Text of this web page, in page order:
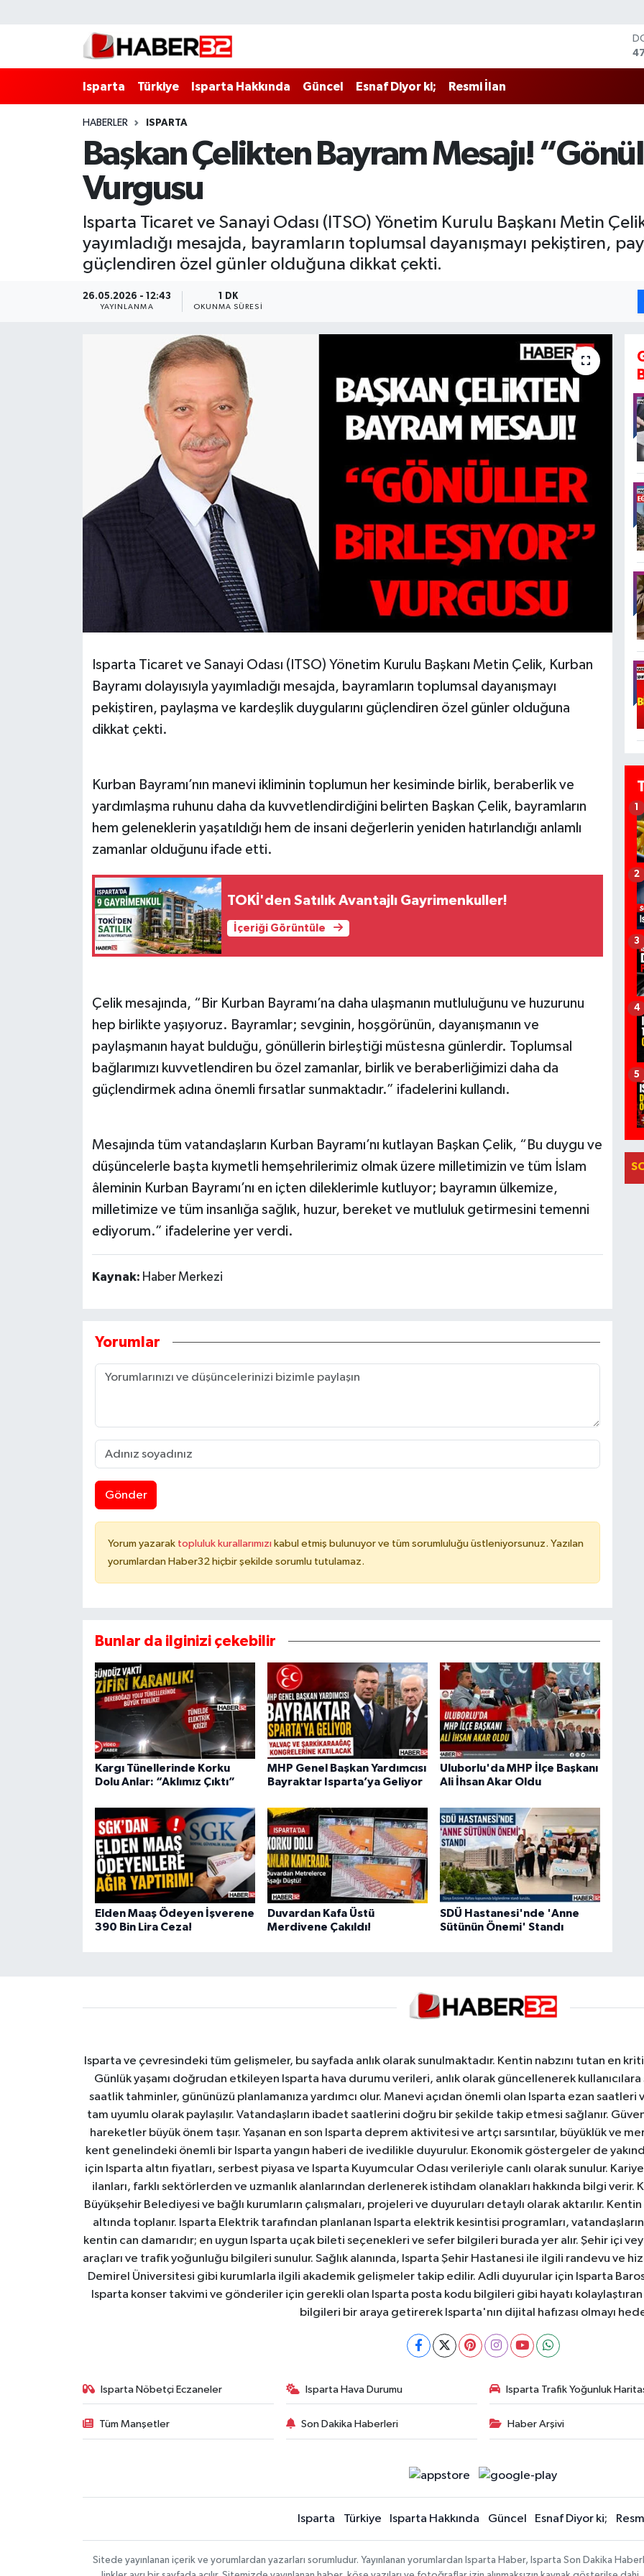
Isparta Türkiye Isparta Hakkında Güncel Esnaf Diyor ki; Resmi İlan
HABERLER ISPARTA
Başkan Çelikten Bayram Mesajı!
Vurgusu
Isparta Ticaret ve Sanayi Odası (ITSO) Yönetim Kurulu Başkanı Metin
yayımladığı mesajda, bayramların toplumsal dayanışmayı pekiştiren,
güçlendiren özel günler olduğuna dikkat çekti.
26.05.2026 - 12:43
YAYINLANMA
1 DK
OKUNMA SÜRESI
Isparta Ticaret ve Sanayi Odası (ITSO) Yönetim Kurulu Başkanı Metin Çelik, Kurban
Bayramı dolayısıyla yayımladığı mesajda, bayramların toplumsal dayanışmayı
pekiştiren, paylaşma ve kardeşlik duygularını güçlendiren özel günler olduğuna
dikkat çekti.
Kurban Bayramı’nın manevi ikliminin toplumun her kesiminde birlik, beraberlik ve
yardımlaşma ruhunu daha da kuvvetlendirdiğini belirten Başkan Çelik, bayramların
hem geleneklerin yaşatıldığı hem de insani değerlerin yeniden hatırlandığı anlamlı
zamanlar olduğunu ifade etti.
TOKİ'den Satılık Avantajlı Gayrimenkuller!
İçeriği Görüntüle
Çelik mesajında, “Bir Kurban Bayramı’na daha ulaşmanın mutluluğunu ve huzurunu
hep birlikte yaşıyoruz. Bayramlar; sevginin, hoşgörünün, dayanışmanın ve
paylaşmanın hayat bulduğu, gönüllerin birleştiği müstesna günlerdir. Toplumsal
bağlarımızı kuvvetlendiren bu özel zamanlar, birlik ve beraberliğimizi daha da
güçlendirmek adına önemli fırsatlar sunmaktadır.” ifadelerini kullandı.
Mesajında tüm vatandaşların Kurban Bayramı’nı kutlayan Başkan Çelik, “Bu duygu ve
düşüncelerle başta kıymetli hemşehrilerimiz olmak üzere milletimizin ve tüm İslam
âleminin Kurban Bayramı’nı en içten dileklerimle kutluyor; bayramın ülkemize,
milletimize ve tüm insanlığa sağlık, huzur, bereket ve mutluluk getirmesini temenni
ediyorum.” ifadelerine yer verdi.
Kaynak: Haber Merkezi
Yorumlar
Gönder
Yorum yazarak topluluk kurallarımızı kabul etmiş bulunuyor ve tüm sorumluluğu üstleniyorsunuz. Yazılan
yorumlardan Haber32 hiçbir şekilde sorumlu tutulamaz.
Bunlar da ilginizi çekebilir
Kargı Tünellerinde Korku
Dolu Anlar: “Aklımız Çıktı”
MHP Genel Başkan Yardımcısı
Bayraktar Isparta’ya Geliyor
Uluborlu'da MHP İlçe Başkanı
Ali İhsan Akar Oldu
Elden Maaş Ödeyen İşverene
390 Bin Lira Ceza!
Duvardan Kafa Üstü
Merdivene Çakıldı!
SDÜ Hastanesi'nde 'Anne
Sütünün Önemi' Standı
1
2
3
4
5
Isparta ve çevresindeki tüm gelişmeler, bu sayfada anlık olarak sunulmaktadır. Kentin nabzını tutan en
Günlük yaşamı doğrudan etkileyen Isparta hava durumu verileri, anlık olarak güncellenerek
saatlik tahminler, gününüzü planlamanıza yardımcı olur. Manevi açıdan önemli olan Isparta ezan
tam uyumlu olarak paylaşılır. Vatandaşların ibadet saatlerini doğru bir şekilde takip etmesi sağlanır.
hareketler büyük önem taşır. Yaşanan en son Isparta deprem aktivitesi ve artçı sarsıntılar, büyüklük ve
kent genelindeki önemli bir Isparta yangın haberi de ivedilikle duyurulur. Ekonomik göstergeler de
için Isparta altın fiyatları, serbest piyasa ve Isparta Kuyumcular Odası verileriyle canlı olarak sunulur.
ilanları, farklı sektörlerden ve uzmanlık alanlarından derlenerek istihdam olanakları hakkında bilgi verir.
Büyükşehir Belediyesi ve bağlı kurumların çalışmaları, projeleri ve duyuruları detaylı olarak aktarılır.
altında toplanır. Isparta Elektrik tarafından planlanan Isparta elektrik kesintisi programları,
kentin can damarıdır; en uygun Isparta uçak bileti seçenekleri ve sefer bilgileri burada yer alır. Şehir içi
araçları ve trafik yoğunluğu bilgileri sunulur. Sağlık alanında, Isparta Şehir Hastanesi ile ilgili randevu ve
Demirel Üniversitesi gibi kurumlarla ilgili akademik gelişmeler takip edilir. Adli duyurular için Isparta
Isparta konser takvimi ve gönderiler için gerekli olan Isparta posta kodu bilgileri gibi hayatı
bilgileri bir araya getirerek Isparta'nın dijital hafızası olmayı
Isparta Nöbetçi Eczaneler Isparta Hava Durumu Isparta Trafik Yoğunluk
Tüm Manşetler Son Dakika Haberleri Haber Arşivi
Isparta Türkiye Isparta Hakkında Güncel Esnaf Diyor ki;
Sitede yayınlanan içerik ve yorumlardan yazarları sorumludur. Yayınlanan yorumlardan Isparta Haber, Isparta Son Dakika
Isparta Hakkında
Esnaf Diyor ki;
BİLİM VE TEKNOLOJİ
EĞİTİM
RESMİ İLANLAR
Teknoloji
Isparta Nöbetçi Eczaneler
Isparta Hava Durumu
Isparta Trafik Yoğunluk Haritası
Süper Lig Puan Durumu ve Fikstür
Tüm Manşetler
Son Dakika Haberleri
Haber Arşivi